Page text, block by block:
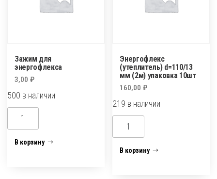
Зажим для
энергофлекса
3,00 ₽
500 в наличии
Количество
товара
Зажим
В корзину
Энергофлекс
(утеплитель) d=110/13
мм (2м) упаковка 10шт
160,00₽
219 в наличии
Количество
товара
Энергофлекс
В корзину